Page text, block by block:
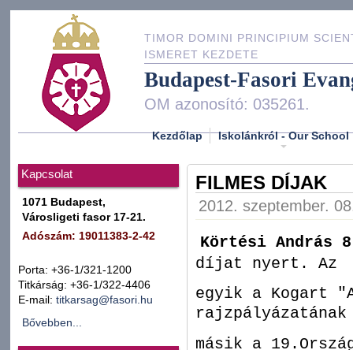
TIMOR DOMINI PRINCIPIUM
ISMERET KEZDETE
Budapest-Fasori
OM azonosító: 035261.
Kezdőlap Iskolánkról - Our School
Kapcsolat
1071 Budapest,
Városligeti fasor 17-21.
Adószám: 19011383-2-42
Porta: +36-1/321-1200
Titkárság: +36-1/322-4406
E-mail: titkarsag@fasori.hu
Bővebben...
FILMES DÍJAK
2012. szeptember.
Körtési András
díjat nyert. Az
egyik a Kogart
másik a